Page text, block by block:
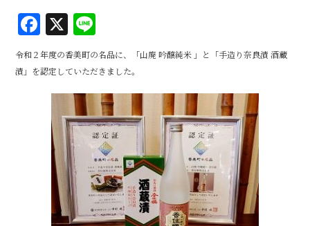
F
a
c
e
b
o
o
X
n
e
令和２年度の香美町の名品に、「山廃 吟醸純米 」と「手造り奈良漬 酒蔵
漬」を認定していただきました。